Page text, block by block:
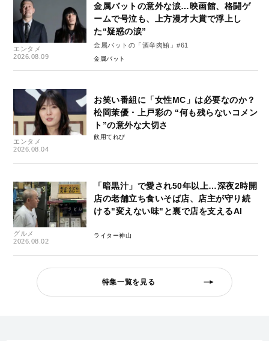
エンタメ
2026.08.09
金属バットの意外な涙…映画館、格闘ゲ
ームで号泣も、上方漫才大賞で浮上し
た“疑惑の涙”
金属バットの「酒辛肉鮪」#61
金属バット
エンタメ
2026.08.04
お笑い番組に「女性MC」は必要なのか？
松岡茉優・上戸彩の “何も残らないコメン
ト”の意外な大切さ
飲用てれび
グルメ
2026.08.02
「暗黒汁」で愛され50年以上…深夜2時開
店の老舗立ち食いそば店、店主が守り続
ける"変えない味"と裏で店を支えるAI
ライター神山
特集一覧を見る